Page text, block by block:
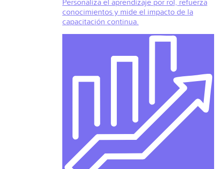
Personaliza el aprendizaje por rol, refuerza
conocimientos y mide el impacto de la
capacitación continua.